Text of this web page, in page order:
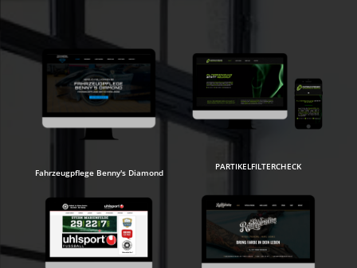
Fahrzeugpflege Benny's Diamond
PARTIKELFILTERCHECK